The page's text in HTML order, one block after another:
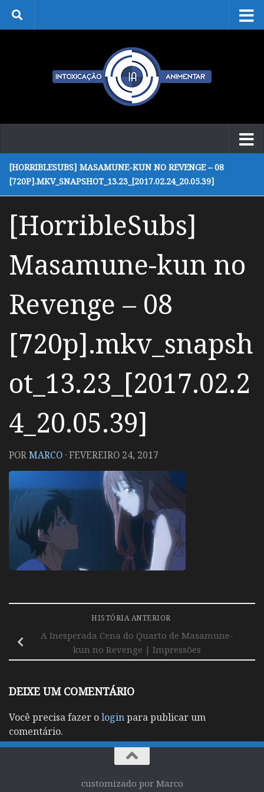
Skip to content
[HORRIBLESUBS] MASAMUNE-KUN NO REVENGE – 08
[720P].MKV_SNAPSHOT_13.23_[2017.02.24_20.05.39]
[HorribleSubs]
Masamune-kun no
Revenge – 08
[720p].mkv_snapsh
ot_13.23_[2017.02.2
4_20.05.39]
PORMARCO ·FEVEREIRO 24, 2017
HISTÓRIA ANTERIOR
A Inesperada Cena do Quarto de Masamune-
kun no Revenge | Impressões
DEIXE UM COMENTÁRIO
Você precisa fazer ologinpara publicar um
comentário.
customizado por Marco